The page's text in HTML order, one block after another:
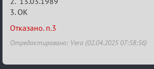
Заявки
в
Авторитеты²
3. ОК
Отказано. п.3
Отредактировано: Vera (02.04.2025 07:58:56)